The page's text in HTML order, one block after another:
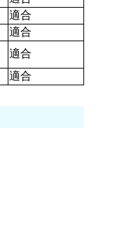
適合
適合
適合
適合